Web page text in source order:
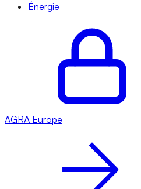
Énergie
AGRA Europe